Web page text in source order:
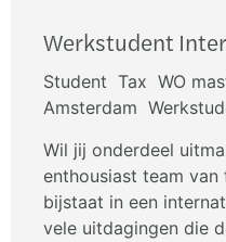
Werkstudent
Student Tax WO
Amsterdam
Wil jij onderdeel
enthousiast team
bijstaat in een
vele uitdagingen die